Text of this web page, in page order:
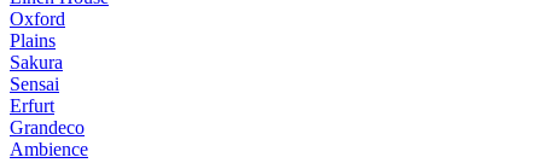
Oxford
Plains
Sakura
Sensai
Erfurt
Grandeco
Ambience